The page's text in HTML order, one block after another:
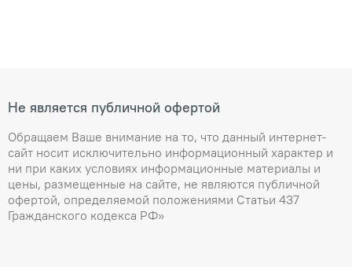
Не является публичной офертой
Обращаем Ваше внимание на то, что данный интернет-
сайт носит исключительно информационный характер и
ни при каких условиях информационные материалы и
цены, размещенные на сайте, не являются публичной
офертой, определяемой положениями Статьи 437
Гражданского кодекса РФ»